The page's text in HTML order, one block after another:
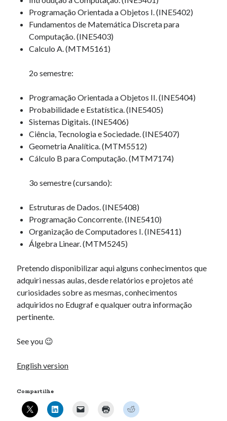
Projetos – Git Hub
Compilando para Teensy 3.0 no Windows utilizando Makefile
Programando atmega8u2 no Arduino Uno utilizando USB Asp
Usando USB ASP como não root
JustinExing
Sistema Grafico Interativo – Computação Gráfica.
Instalar e Configurar servidor DHCP.
Ubuntu, VirtualBox 2.2 e USB
em
Exercicio 2 – Sistemas Operacionais II – INE5424 –
UFSC
Kapelnica ot zapoya_euOaemEnfim, publicando informações…
Programação Orientada a Objetos I. (INE5402)
Fundamentos de Matemática Discreta para
Computação. (INE5403)
Calculo A. (MTM5161)
2o semestre:
Programação Orientada a Objetos II. (INE5404)
Probabilidade e Estatística. (INE5405)
Sistemas Digitais. (INE5406)
Ciência, Tecnologia e Sociedade. (INE5407)
Geometria Analítica. (MTM5512)
Cálculo B para Computação. (MTM7174)
3o semestre (cursando):
Estruturas de Dados. (INE5408)
Programação Concorrente. (INE5410)
Organização de Computadores I. (INE5411)
Álgebra Linear. (MTM5245)
Pretendo disponibilizar aqui alguns conhecimentos que
adquiri nessas aulas, desde relatórios e projetos até
curiosidades sobre as mesmas, conhecimentos
adquiridos no Edugraf e qualquer outra informação
pertinente.
See you 😉
English version
Compartilhe